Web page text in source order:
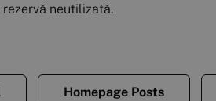
neutilizată.
Homepage Posts